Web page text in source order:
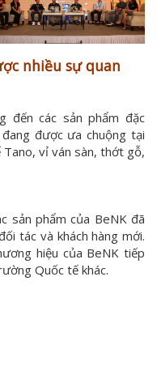
nhiều sự quan
đến các sản phẩm đặc
được ưa chuộng tại
vỉ ván sàn, thớt gỗ,
sản phẩm của BeNK đã
tác và khách hàng mới.
hiệu của BeNK tiếp
Quốc tế khác.